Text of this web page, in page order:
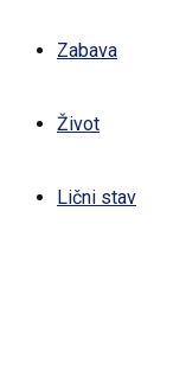
Zabava
Život
Lični stav